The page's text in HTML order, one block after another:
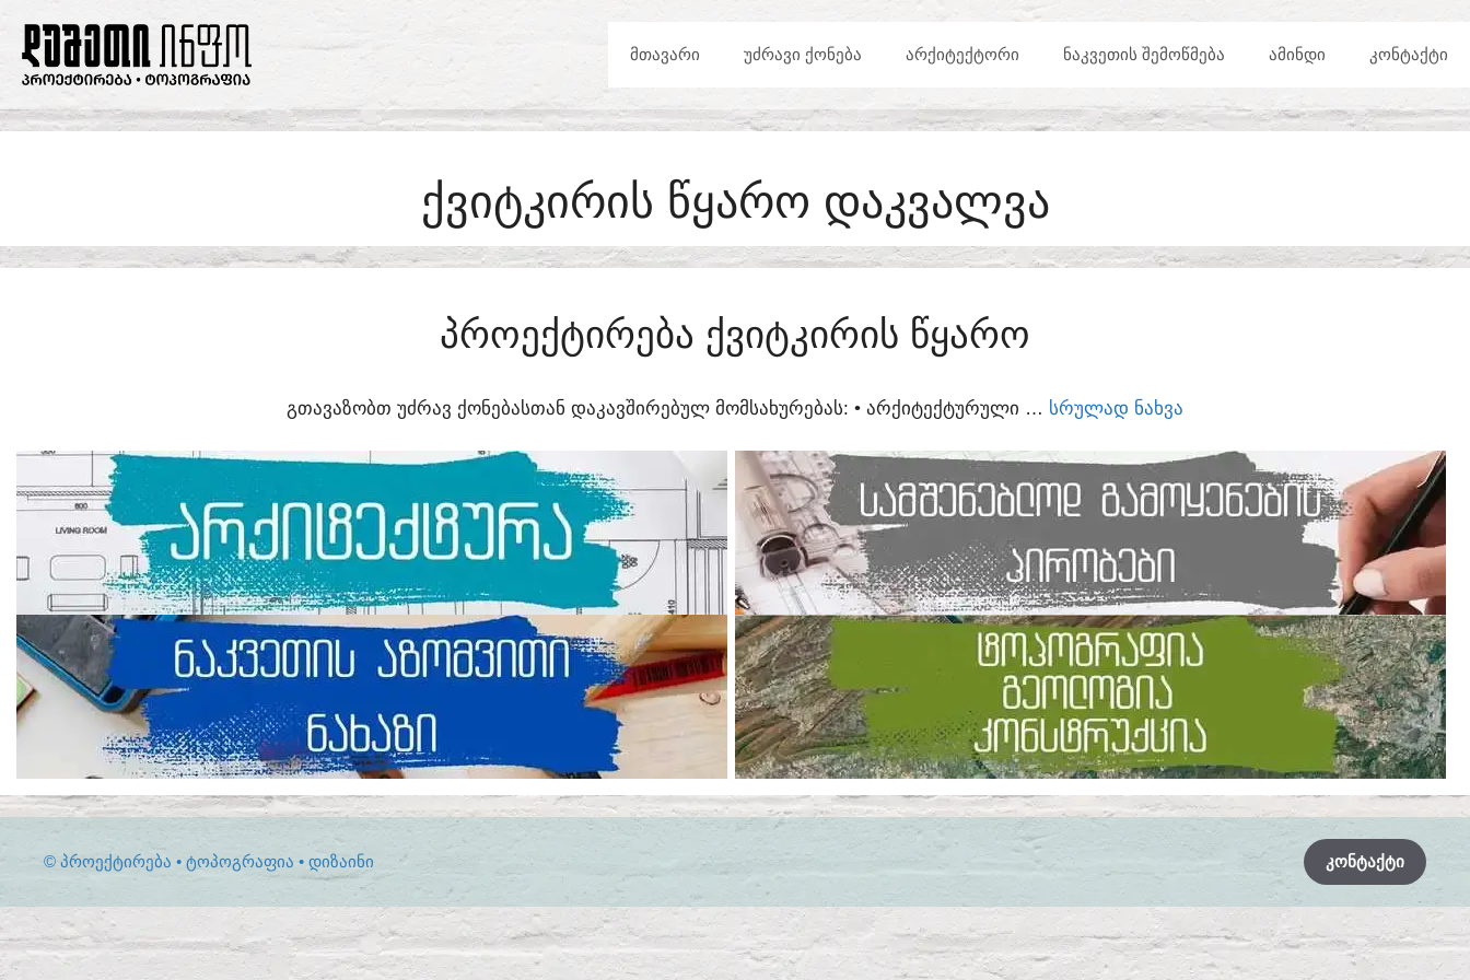
CONTENT
ᲛᲗᲐᲕᲐᲠᲘ ᲣᲫᲠᲐᲕᲘ ᲥᲝᲜᲔᲑᲐ ᲐᲠᲥᲘᲢᲔᲥᲢᲝᲠᲘ ᲜᲐᲙᲕᲔᲗᲘᲡ ᲨᲔᲛᲝᲬᲛᲔᲑᲐ ᲐᲛᲘᲜᲓᲘ ᲙᲝᲜᲢᲐᲥᲢᲘ
ᲥᲕᲘᲢᲙᲘᲠᲘᲡ ᲬᲧᲐᲠᲝ ᲓᲐᲙᲕᲐᲚᲕᲐ
ᲞᲠᲝᲔᲥᲢᲘᲠᲔᲑᲐ ᲥᲕᲘᲢᲙᲘᲠᲘᲡ ᲬᲧᲐᲠᲝ
ᲒᲗᲐᲕᲐᲖᲝᲑᲗ ᲣᲫᲠᲐᲕ ᲥᲝᲜᲔᲑᲐᲡᲗᲐᲜ ᲓᲐᲙᲐᲕᲨᲘᲠᲔᲑᲣᲚ ᲛᲝᲛᲡᲐᲮᲣᲠᲔᲑᲐᲡ:​ • ᲐᲠᲥᲘᲢᲔᲥᲢᲣᲠᲣᲚᲘ … ᲡᲠᲣᲚᲐᲓ ᲜᲐᲮᲕᲐ
ᲙᲝᲜᲢᲐᲥᲢᲘ
© ᲞᲠᲝᲔᲥᲢᲘᲠᲔᲑᲐ • ᲢᲝᲞᲝᲒᲠᲐᲤᲘᲐ • ᲓᲘᲖᲐᲘᲜᲘ